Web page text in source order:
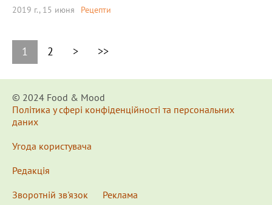
2019 г., 15 июня Рецепти
1 2 > >>
© 2024 Food & Мood
Політика у сфері конфіденційності та персональних
даних
Угода користувача
Редакція
Зворотній зв'язок
Реклама